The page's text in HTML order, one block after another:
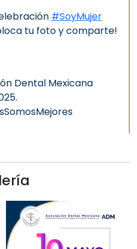
#SoyMujer
tu foto y comparte!
Dental Mexicana